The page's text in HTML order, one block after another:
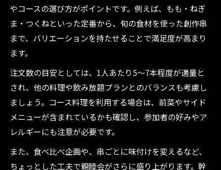
やコースの選び方がポイントです。例えば、もも・ねぎ
ま・つくねといった定番から、旬の食材を使った創作串
まで、バリエーションを持たせることで満足度が高まり
ます。
注文数の目安としては、1人あたり5～7本程度が適量と
され、他の料理や飲み放題プランとのバランスも考慮し
ましょう。コース料理を利用する場合は、前菜やサイド
メニューが含まれているかも確認し、参加者の好みやア
レルギーにも注意が必要です。
また、食べ比べ企画や、串ごとに味付けを変えるなど、
ちょっとした工夫で親睦会がさらに盛り上がります。幹